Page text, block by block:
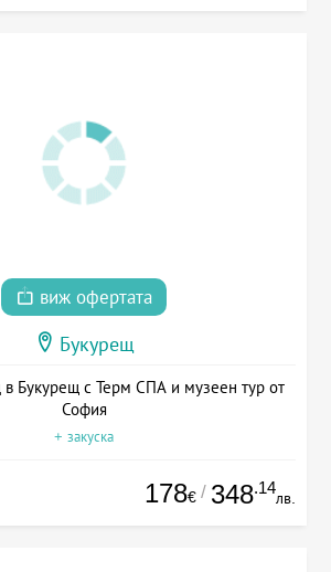
виж офертата
Букурещ
в Букурещ с Терм СПА и музеен тур от
София
+ закуска
178€ / 348.14
лв.